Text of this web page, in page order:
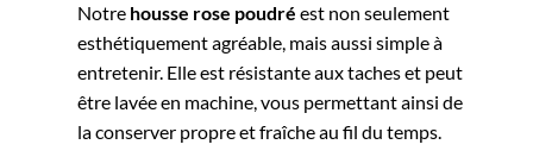
Notre housse rose poudré est non seulement
esthétiquement agréable, mais aussi simple à
entretenir. Elle est résistante aux taches et peut
être lavée en machine, vous permettant ainsi de
la conserver propre et fraîche au fil du temps.